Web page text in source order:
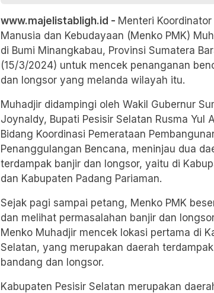
www.majelistabligh.id - Menteri
Manusia dan Kebudayaan (Menko PMK)
di Bumi Minangkabau, Provinsi Sumatera
(15/3/2024) untuk mencek penanganan
dan longsor yang melanda wilayah itu.
Muhadjir didampingi oleh Wakil Gubernur
Joynaldy, Bupati Pesisir Selatan Rusma Yul
Bidang Koordinasi Pemerataan
Penanggulangan Bencana, meninjau dua
terdampak banjir dan longsor, yaitu di
dan Kabupaten Padang Pariaman.
Sejak pagi sampai petang, Menko PMK
dan melihat permasalahan banjir dan
Menko Muhadjir mencek lokasi pertama di
Selatan, yang merupakan daerah
bandang dan longsor.
Kabupaten Pesisir Selatan merupakan